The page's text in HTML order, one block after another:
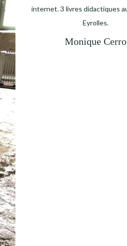
internet. 3 livres didactiques
Eyrolles.
Monique Cerro